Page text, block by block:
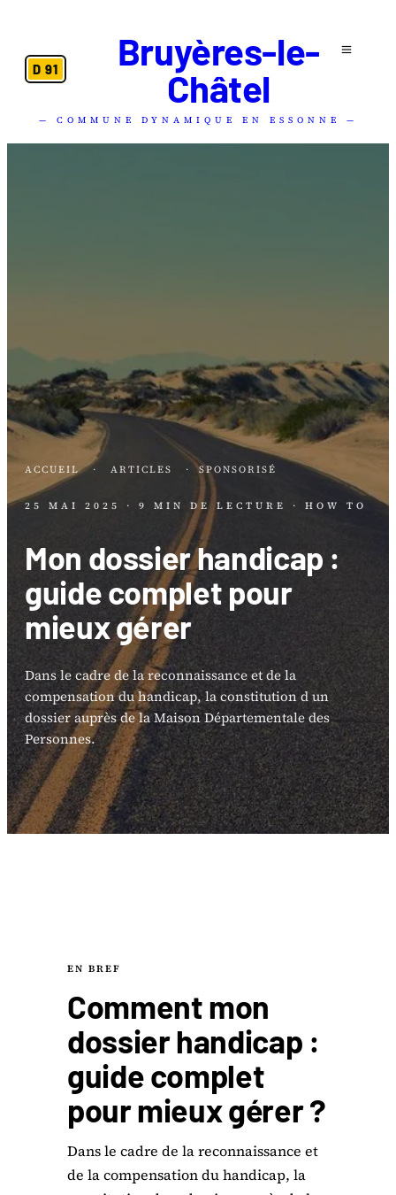
D 91
Bruyères-le-
Châtel
— COMMUNE DYNAMIQUE EN ESSONNE —
ACCUEIL · ARTICLES · SPONSORISÉ
25 MAI 2025 · 9 MIN DE LECTURE · HOW TO
Mon dossier handicap :
guide complet pour
mieux gérer
Dans le cadre de la reconnaissance et de la
compensation du handicap, la constitution d un
dossier auprès de la Maison Départementale des
Personnes.
EN BREF
Comment mon
dossier handicap :
guide complet
pour mieux gérer ?
Dans le cadre de la reconnaissance et
de la compensation du handicap, la